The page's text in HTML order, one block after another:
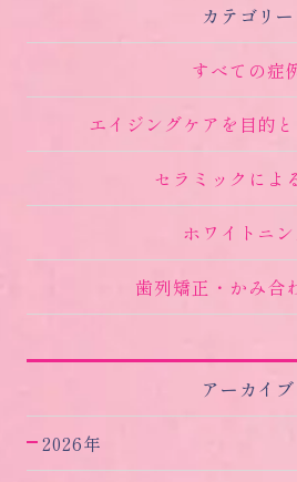
カテゴリー
すべての症
エイジングケアを目的
セラミックによ
ホワイトニ
歯列矯正・かみ合
アーカイブ
2026年